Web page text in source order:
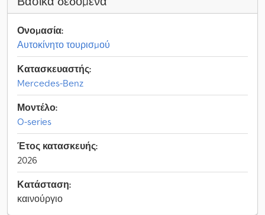
Ονομασία:
Αυτοκίνητο τουρισμού
Κατασκευαστής:
Mercedes-Benz
Μοντέλο:
O-series
Έτος κατασκευής:
2026
Κατάσταση:
καινούργιο